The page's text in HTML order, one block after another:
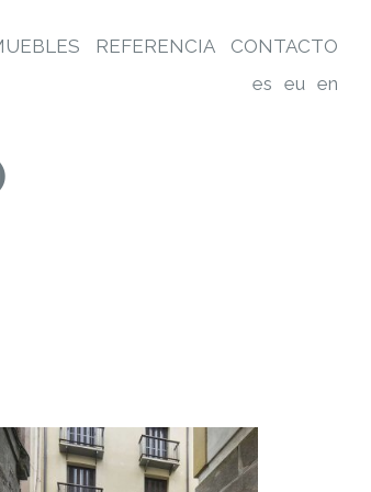
REFERENCIA
CONTACTO
es eu en